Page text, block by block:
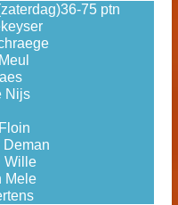
75 ptn
Nijs
Wille
Mele